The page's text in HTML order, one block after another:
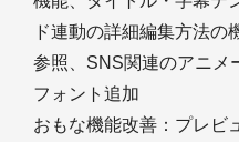
ド連動の詳細編集方法の
参照、SNS関連のアニメ
フォント追加
おもな機能改善：プレビ